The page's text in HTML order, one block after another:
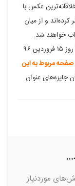
عکس با
و از میان
خواهند شد.
این بازی در روز ۲۱ اسفند شروع خواهد شد و تا روز ۱۵ فروردین ۹۶
صفحه مربوط به این
جایزه‌های عنوان
موردنیاز